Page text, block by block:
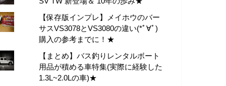
【保存版インプレ】メイホウのバー
サスVS3078とVS3080の違い(*ﾟ∀ﾟ)
購入の参考までに！★
【まとめ】バス釣りレンタルボート
用品が積める車特集(実際に経験した
1.3L~2.0Lの車)★